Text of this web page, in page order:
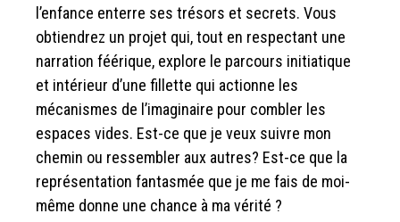
l’enfance enterre ses trésors et secrets. Vous
obtiendrez un projet qui, tout en respectant une
narration féérique, explore le parcours initiatique
et intérieur d’une fillette qui actionne les
mécanismes de l’imaginaire pour combler les
espaces vides. Est-ce que je veux suivre mon
chemin ou ressembler aux autres? Est-ce que la
représentation fantasmée que je me fais de moi-
même donne une chance à ma vérité ?